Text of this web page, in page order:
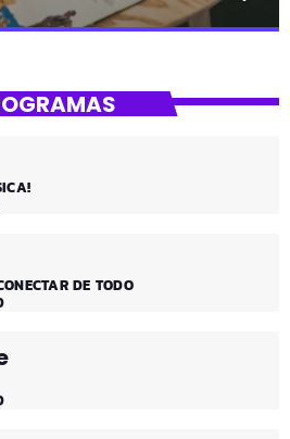
70 y 80 los medios días y
fines de semana, de 2 a 4.
DE TODO